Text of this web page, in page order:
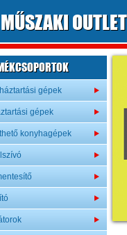
OUTLET
gépek
gépek
konyhagépek